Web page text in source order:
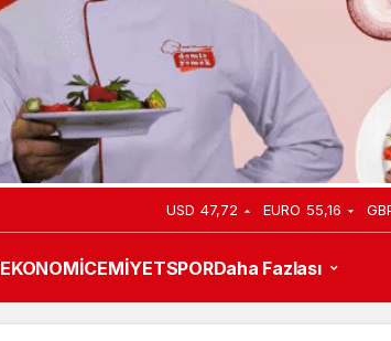
USD 47,72 EURO 55,16
EKONOMİCEMİYETSPORDaha Fazlası